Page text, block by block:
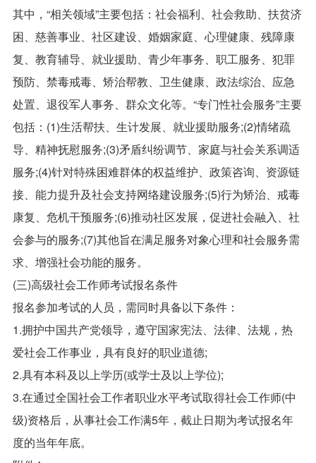
其中，“相关领域”主要包括：社会福利、社会救助、扶贫济
困、慈善事业、社区建设、婚姻家庭、心理健康、残障康
复、教育辅导、就业援助、青少年事务、职工服务、犯罪
预防、禁毒戒毒、矫治帮教、卫生健康、政法综治、应急
处置、退役军人事务、群众文化等。“专门性社会服务”主要
包括：(1)生活帮扶、生计发展、就业援助服务;(2)情绪疏
导、精神抚慰服务;(3)矛盾纠纷调节、家庭与社会关系调适
服务;(4)针对特殊困难群体的权益维护、政策咨询、资源链
接、能力提升及社会支持网络建设服务;(5)行为矫治、戒毒
康复、危机干预服务;(6)推动社区发展，促进社会融入、社
会参与的服务;(7)其他旨在满足服务对象心理和社会服务需
求、增强社会功能的服务。
(三)高级社会工作师考试报名条件
报名参加考试的人员，需同时具备以下条件：
1.拥护中国共产党领导，遵守国家宪法、法律、法规，热
爱社会工作事业，具有良好的职业道德;
2.具有本科及以上学历(或学士及以上学位);
3.在通过全国社会工作者职业水平考试取得社会工作师(中
级)资格后，从事社会工作满5年，截止日期为考试报名年
度的当年年底。